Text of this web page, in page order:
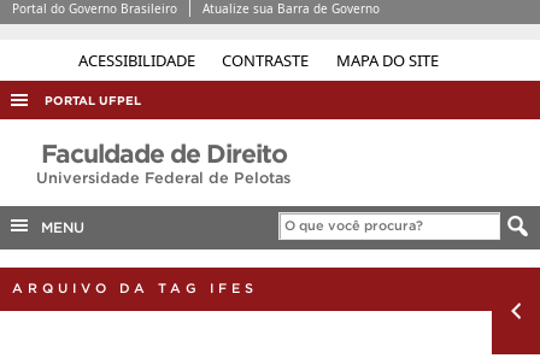
ACESSIBILIDADE CONTRASTE MAPA DO SITE
Portal do Governo Brasileiro Atualize sua Barra de Governo
PORTAL UFPEL
ACESSO À INFORMAÇÃO
AUDITORIA
COBALTO
Faculdade de Direito
Universidade Federal de Pelotas
MENU
ARQUIVO DA TAG IFES